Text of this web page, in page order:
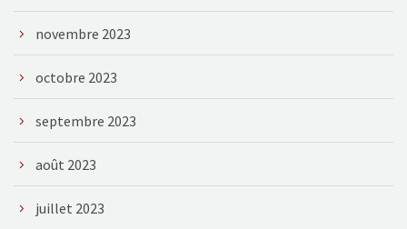
novembre 2023
octobre 2023
septembre 2023
août 2023
juillet 2023